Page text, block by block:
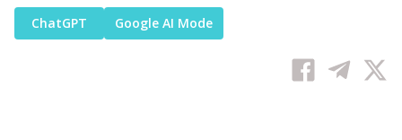
ChatGPT
Google AI Mode